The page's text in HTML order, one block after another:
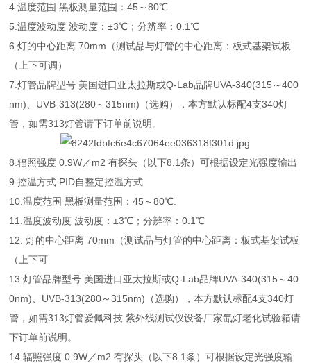
4.温度范围 黑板测量范围：45～80℃.
5.温度波动度 波动度：±3℃；分辨率：0.1℃
6.灯的中心距离 70mm（测试品与灯管的中心距离：板式基架试板
（上下可调）
7.灯管品牌型号 美国进口亚太拉斯或Q-Lab品牌UVA-340(315～400
nm)、UVB-313(280～315nm)（选购），本方默认标配4支340灯
管，如需313灯管请下订单前说明。
8.辐照强度 0.9W／m2 有探头（以下8.1条）可根据设定光强度输出
9.控温方式 PID自整定控温方式
10.温度范围 黑板测量范围：45～80℃.
11.温度波动度 波动度：±3℃；分辨率：0.1℃
12. 灯的中心距离 70mm（测试品与灯管的中心距离：板式基架试板
（上下可
13.灯管品牌型号 美国进口亚太拉斯或Q-Lab品牌UVA-340(315～40
0nm)、UVB-313(280～315nm)（选购），本方默认标配4支340灯
管，如需313灯管爱佩科技 紫外线测试仪设备厂家氙灯老化试验箱请
下订单前说明。
14.辐照强度 0.9W／m2 有探头（以下8.1条）可根据设定光强度输